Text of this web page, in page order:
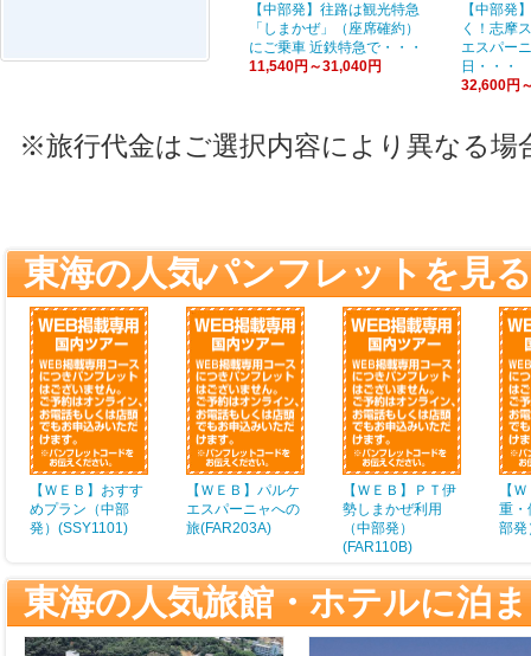
【中部発】往路は観光特急
「しまかぜ」（座席確約）
にご乗車 近鉄特急で・・・
11,540円～31,040円
【中部発
く！志摩
エスパー
日・・・
32,600円
※旅行代金はご選択内容により異なる場
東海の人気パンフレットを見る
【ＷＥＢ】おすす
めプラン（中部
発）(SSY1101)
【ＷＥＢ】パルケ
エスパーニャへの
旅(FAR203A)
【ＷＥＢ】ＰＴ伊
勢しまかぜ利用
（中部発）
(FAR110B)
【
重・
部発
東海の人気旅館・ホテルに泊